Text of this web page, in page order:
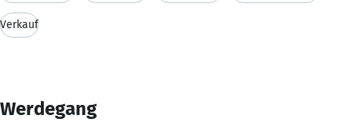
Verkauf
Werdegang